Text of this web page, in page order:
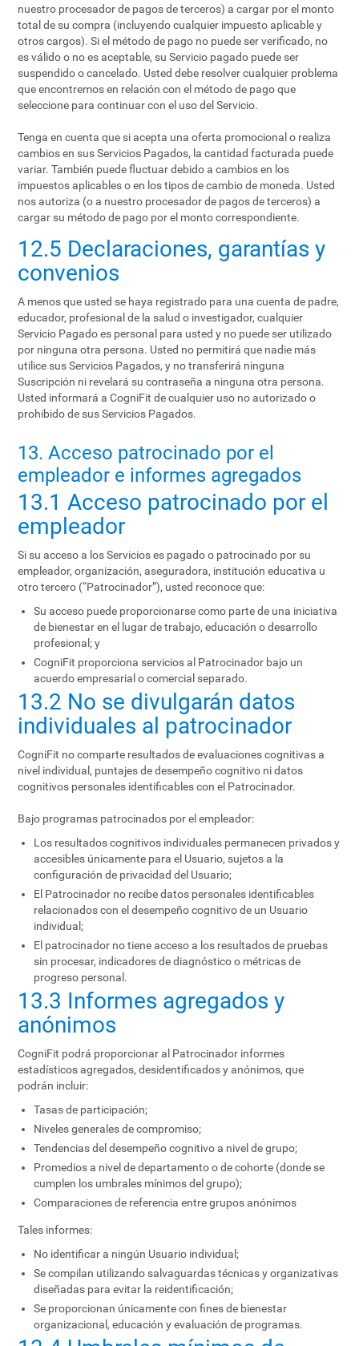
nuestro procesador de pagos de terceros) a cargar por el monto
total de su compra (incluyendo cualquier impuesto aplicable y
otros cargos). Si el método de pago no puede ser verificado, no
es válido o no es aceptable, su Servicio pagado puede ser
suspendido o cancelado. Usted debe resolver cualquier problema
que encontremos en relación con el método de pago que
seleccione para continuar con el uso del Servicio.
Tenga en cuenta que si acepta una oferta promocional o realiza
cambios en sus Servicios Pagados, la cantidad facturada puede
variar. También puede fluctuar debido a cambios en los
impuestos aplicables o en los tipos de cambio de moneda. Usted
nos autoriza (o a nuestro procesador de pagos de terceros) a
cargar su método de pago por el monto correspondiente.
12.5 Declaraciones, garantías y
convenios
A menos que usted se haya registrado para una cuenta de padre,
educador, profesional de la salud o investigador, cualquier
Servicio Pagado es personal para usted y no puede ser utilizado
por ninguna otra persona. Usted no permitirá que nadie más
utilice sus Servicios Pagados, y no transferirá ninguna
Suscripción ni revelará su contraseña a ninguna otra persona.
Usted informará a CogniFit de cualquier uso no autorizado o
prohibido de sus Servicios Pagados.
13. Acceso patrocinado por el
empleador e informes agregados
13.1 Acceso patrocinado por el
empleador
Si su acceso a los Servicios es pagado o patrocinado por su
empleador, organización, aseguradora, institución educativa u
otro tercero (“Patrocinador”), usted reconoce que:
Su acceso puede proporcionarse como parte de una iniciativa
de bienestar en el lugar de trabajo, educación o desarrollo
profesional; y
CogniFit proporciona servicios al Patrocinador bajo un
acuerdo empresarial o comercial separado.
13.2 No se divulgarán datos
individuales al patrocinador
CogniFit no comparte resultados de evaluaciones cognitivas a
nivel individual, puntajes de desempeño cognitivo ni datos
cognitivos personales identificables con el Patrocinador.
Bajo programas patrocinados por el empleador:
Los resultados cognitivos individuales permanecen privados y
accesibles únicamente para el Usuario, sujetos a la
configuración de privacidad del Usuario;
El Patrocinador no recibe datos personales identificables
relacionados con el desempeño cognitivo de un Usuario
individual;
El patrocinador no tiene acceso a los resultados de pruebas
sin procesar, indicadores de diagnóstico o métricas de
progreso personal.
13.3 Informes agregados y
anónimos
CogniFit podrá proporcionar al Patrocinador informes
estadísticos agregados, desidentificados y anónimos, que
podrán incluir:
Tasas de participación;
Niveles generales de compromiso;
Tendencias del desempeño cognitivo a nivel de grupo;
Promedios a nivel de departamento o de cohorte (donde se
cumplen los umbrales mínimos del grupo);
Comparaciones de referencia entre grupos anónimos
Tales informes:
No identificar a ningún Usuario individual;
Se compilan utilizando salvaguardas técnicas y organizativas
diseñadas para evitar la reidentificación;
Se proporcionan únicamente con fines de bienestar
organizacional, educación y evaluación de programas.